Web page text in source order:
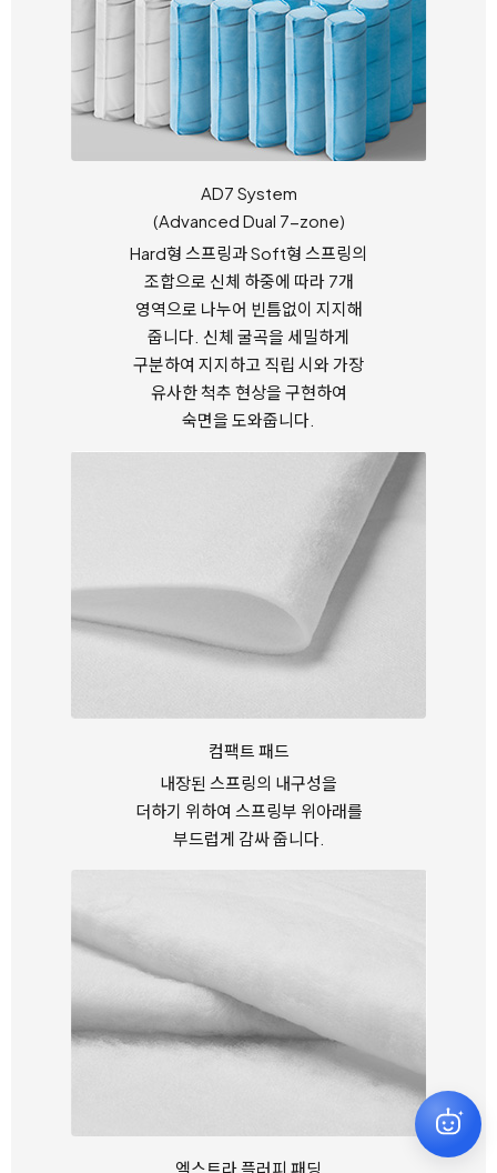
AD7 System
(Advanced Dual 7-zone)
Hard형 스프링과 Soft형 스프링의
조합으로 신체 하중에 따라 7개
영역으로 나누어 빈틈없이 지지해
줍니다. 신체 굴곡을 세밀하게
구분하여 지지하고 직립 시와가장
유사한 척추 현상을 구현하여
숙면을 도와줍니다.
컴팩트 패드
내장된 스프링의 내구성을
더하기 위하여 스프링부 위아래를
부드럽게 감싸 줍니다.
엑스트라 플러피 패딩